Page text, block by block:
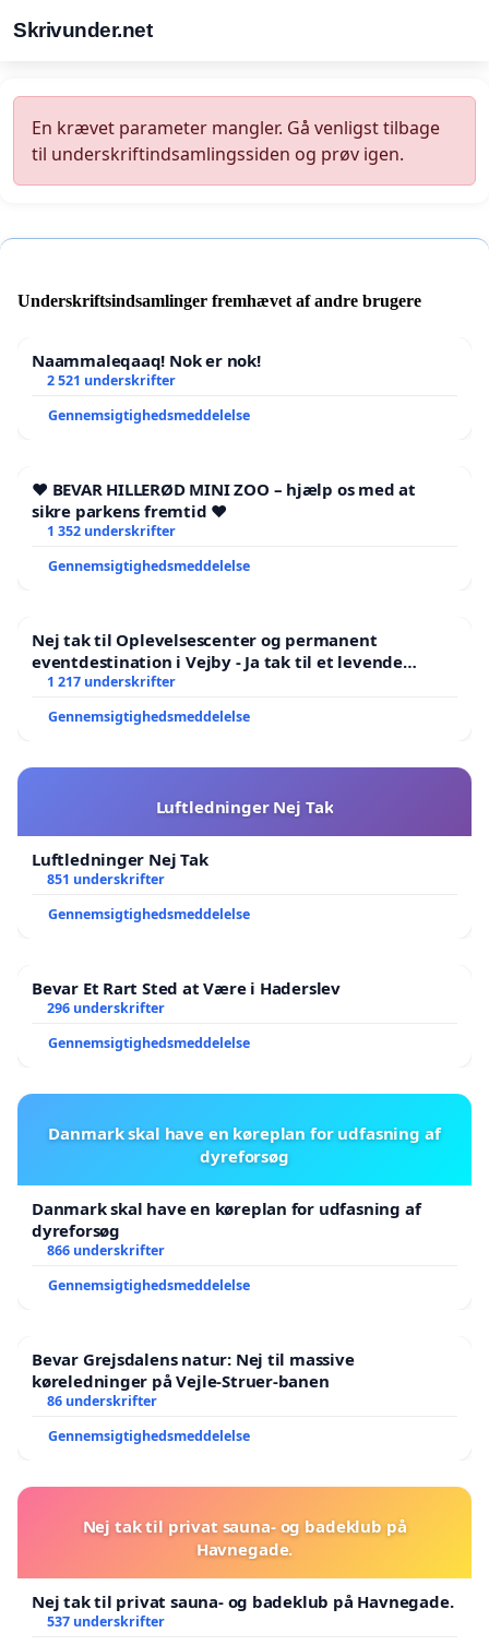
Skrivunder.net
En krævet parameter mangler. Gå venligst tilbage
til underskriftindsamlingssiden og prøv igen.
Underskriftsindsamlinger fremhævet af andre brugere
Naammaleqaaq! Nok er nok!
2 521 underskrifter
Gennemsigtighedsmeddelelse
❤️ BEVAR HILLERØD MINI ZOO – hjælp os med at
sikre parkens fremtid ❤️
1 352 underskrifter
Gennemsigtighedsmeddelelse
Nej tak til Oplevelsescenter og permanent
eventdestination i Vejby - Ja tak til et levende
lokalområde i balance
1 217 underskrifter
Gennemsigtighedsmeddelelse
Luftledninger Nej Tak
Luftledninger Nej Tak
851 underskrifter
Gennemsigtighedsmeddelelse
Bevar Et Rart Sted at Være i Haderslev
296 underskrifter
Gennemsigtighedsmeddelelse
Danmark skal have en køreplan for udfasning af
dyreforsøg
Danmark skal have en køreplan for udfasning af
dyreforsøg
866 underskrifter
Gennemsigtighedsmeddelelse
Bevar Grejsdalens natur: Nej til massive
køreledninger på Vejle-Struer-banen
86 underskrifter
Gennemsigtighedsmeddelelse
Nej tak til privat sauna- og badeklub på
Havnegade.
Nej tak til privat sauna- og badeklub på Havnegade.
537 underskrifter